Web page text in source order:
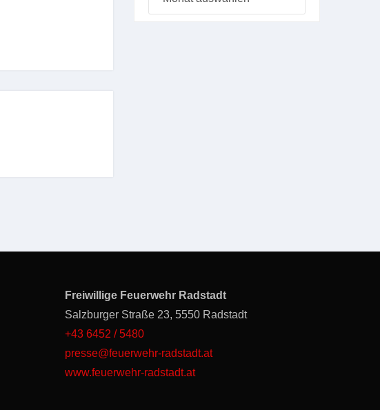
Freiwillige Feuerwehr Radstadt
Salzburger Straße 23, 5550 Radstadt
+43 6452 / 5480
presse@feuerwehr-radstadt.at
www.feuerwehr-radstadt.at